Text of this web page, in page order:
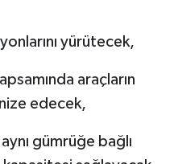
yürütecek,
araçların
edecek,
gümrüğe bağlı